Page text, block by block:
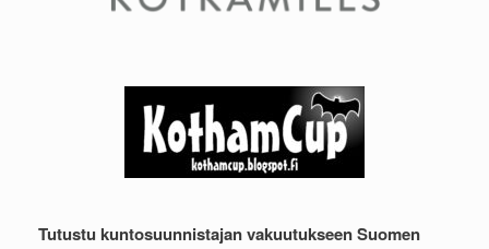
Tutustu kuntosuunnistajan vakuutukseen Suomen